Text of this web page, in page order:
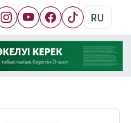
RU